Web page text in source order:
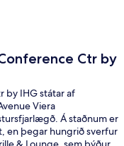
Ctr by
by IHG státar af
Viera
Á staðnum er
en þegar hungrið sverfur